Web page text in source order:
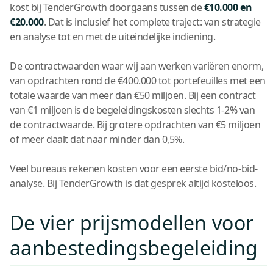
kost bij TenderGrowth doorgaans tussen de€10.000 en
€20.000. Dat is inclusief het complete traject: van strategie
en analyse tot en met de uiteindelijke indiening.
De contractwaarden waar wij aan werken variëren enorm,
van opdrachten rond de €400.000 tot portefeuilles met een
totale waarde van meer dan €50 miljoen. Bij een contract
van €1 miljoen is de begeleidingskosten slechts 1-2% van
de contractwaarde. Bij grotere opdrachten van €5 miljoen
of meer daalt dat naar minder dan 0,5%.
Veel bureaus rekenen kosten voor een eerste bid/no-bid-
analyse. Bij TenderGrowth is dat gesprek altijd kosteloos.
De vier prijsmodellen voor
aanbestedingsbegeleiding